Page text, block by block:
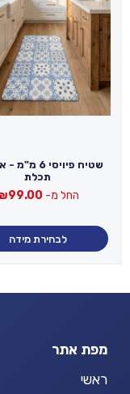
שטיח פיויסי
תכלת
החל מ- 99.00
לבחירת מידה
מפת אתר
ראשי